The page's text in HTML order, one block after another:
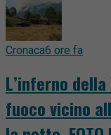
Cronaca6 ore fa
L’inferno
fuoco vicino